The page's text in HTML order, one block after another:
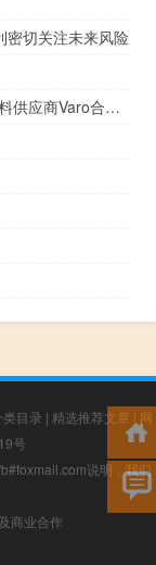
密切关注未来风险
石油交易商贡渥集团（Gunvor）：与欧洲燃料供应商Varo合作在鹿特丹进行可持续航空燃料生产预计生产将于2026年第四季度开始
目录 | 精选推荐文章 | 网
号
说明，我们
商业合作